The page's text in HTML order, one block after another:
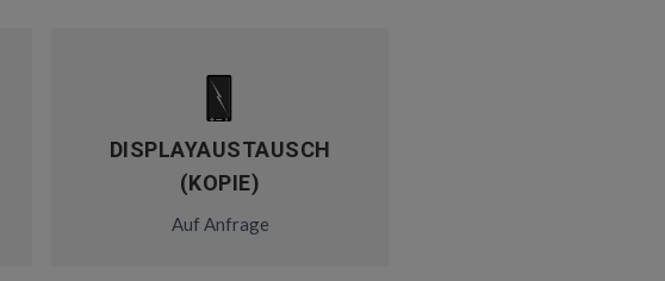
DISPLAYAUSTAUSCH
(KOPIE)
Auf Anfrage